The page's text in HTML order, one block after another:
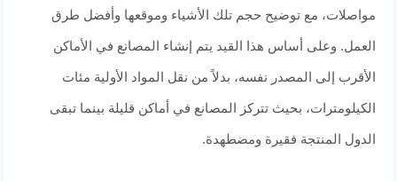
مواصلات، مع توضيح حجم تلك الأشياء وموقعها وأفضل طرق
العمل. وعلى أساس هذا القيد يتم إنشاء المصانع في الأماكن
الأقرب إلى المصدر نفسه، بدلاً من نقل المواد الأولية مئات
الكيلومترات، بحيث تتركز المصانع في أماكن قليلة بينما تبقى
الدول المنتجة فقيرة ومضطهدة.